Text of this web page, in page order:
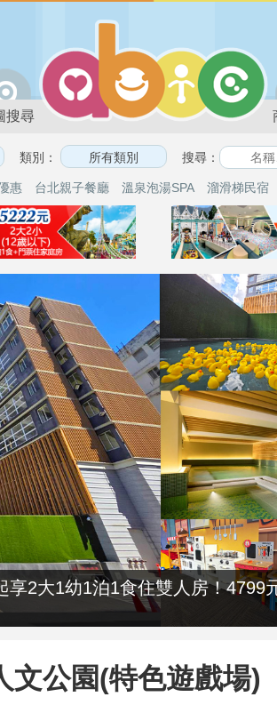
搜尋
類別： 搜尋：
惠 台北親子餐廳 溫泉泡湯SPA 溜滑梯民宿
2大1幼1泊1食住雙人房！4799
文公園(特色遊戲場)